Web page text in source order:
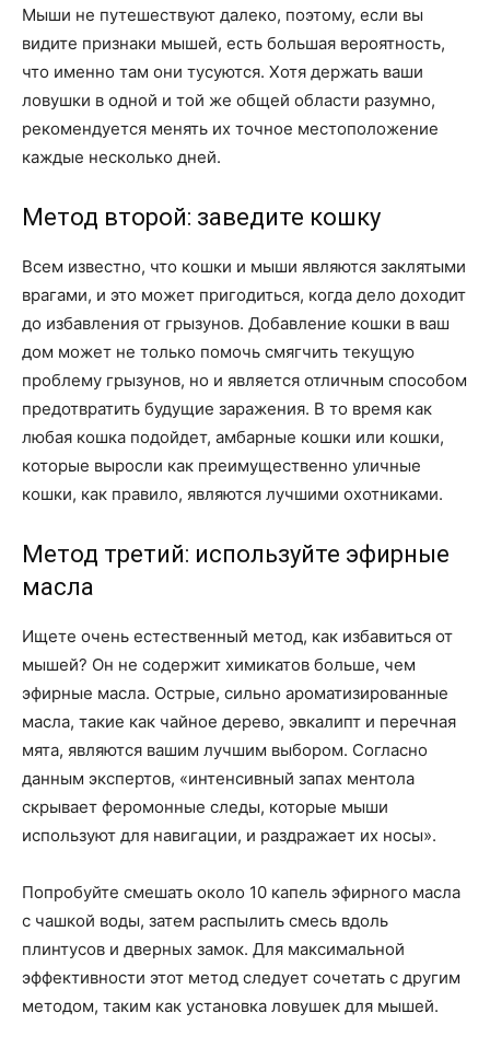
Мыши не путешествуют далеко, поэтому, если вы
видите признаки мышей, есть большая вероятность,
что именно там они тусуются. Хотя держать ваши
ловушки в одной и той же общей области разумно,
рекомендуется менять их точное местоположение
каждые несколько дней.
Метод второй: заведите кошку
Всем известно, что кошки и мыши являются заклятыми
врагами, и это может пригодиться, когда дело доходит
до избавления от грызунов. Добавление кошки в ваш
дом может не только помочь смягчить текущую
проблему грызунов, но и является отличным способом
предотвратить будущие заражения. В то время как
любая кошка подойдет, амбарные кошки или кошки,
которые выросли как преимущественно уличные
кошки, как правило, являются лучшими охотниками.
Метод третий: используйте эфирные
масла
Ищете очень естественный метод, как избавиться от
мышей? Он не содержит химикатов больше, чем
эфирные масла. Острые, сильно ароматизированные
масла, такие как чайное дерево, эвкалипт и перечная
мята, являются вашим лучшим выбором. Согласно
данным экспертов, «интенсивный запах ментола
скрывает феромонные следы, которые мыши
используют для навигации, и раздражает их носы».
Попробуйте смешать около 10 капель эфирного масла
с чашкой воды, затем распылить смесь вдоль
плинтусов и дверных замок. Для максимальной
эффективности этот метод следует сочетать с другим
методом, таким как установка ловушек для мышей.